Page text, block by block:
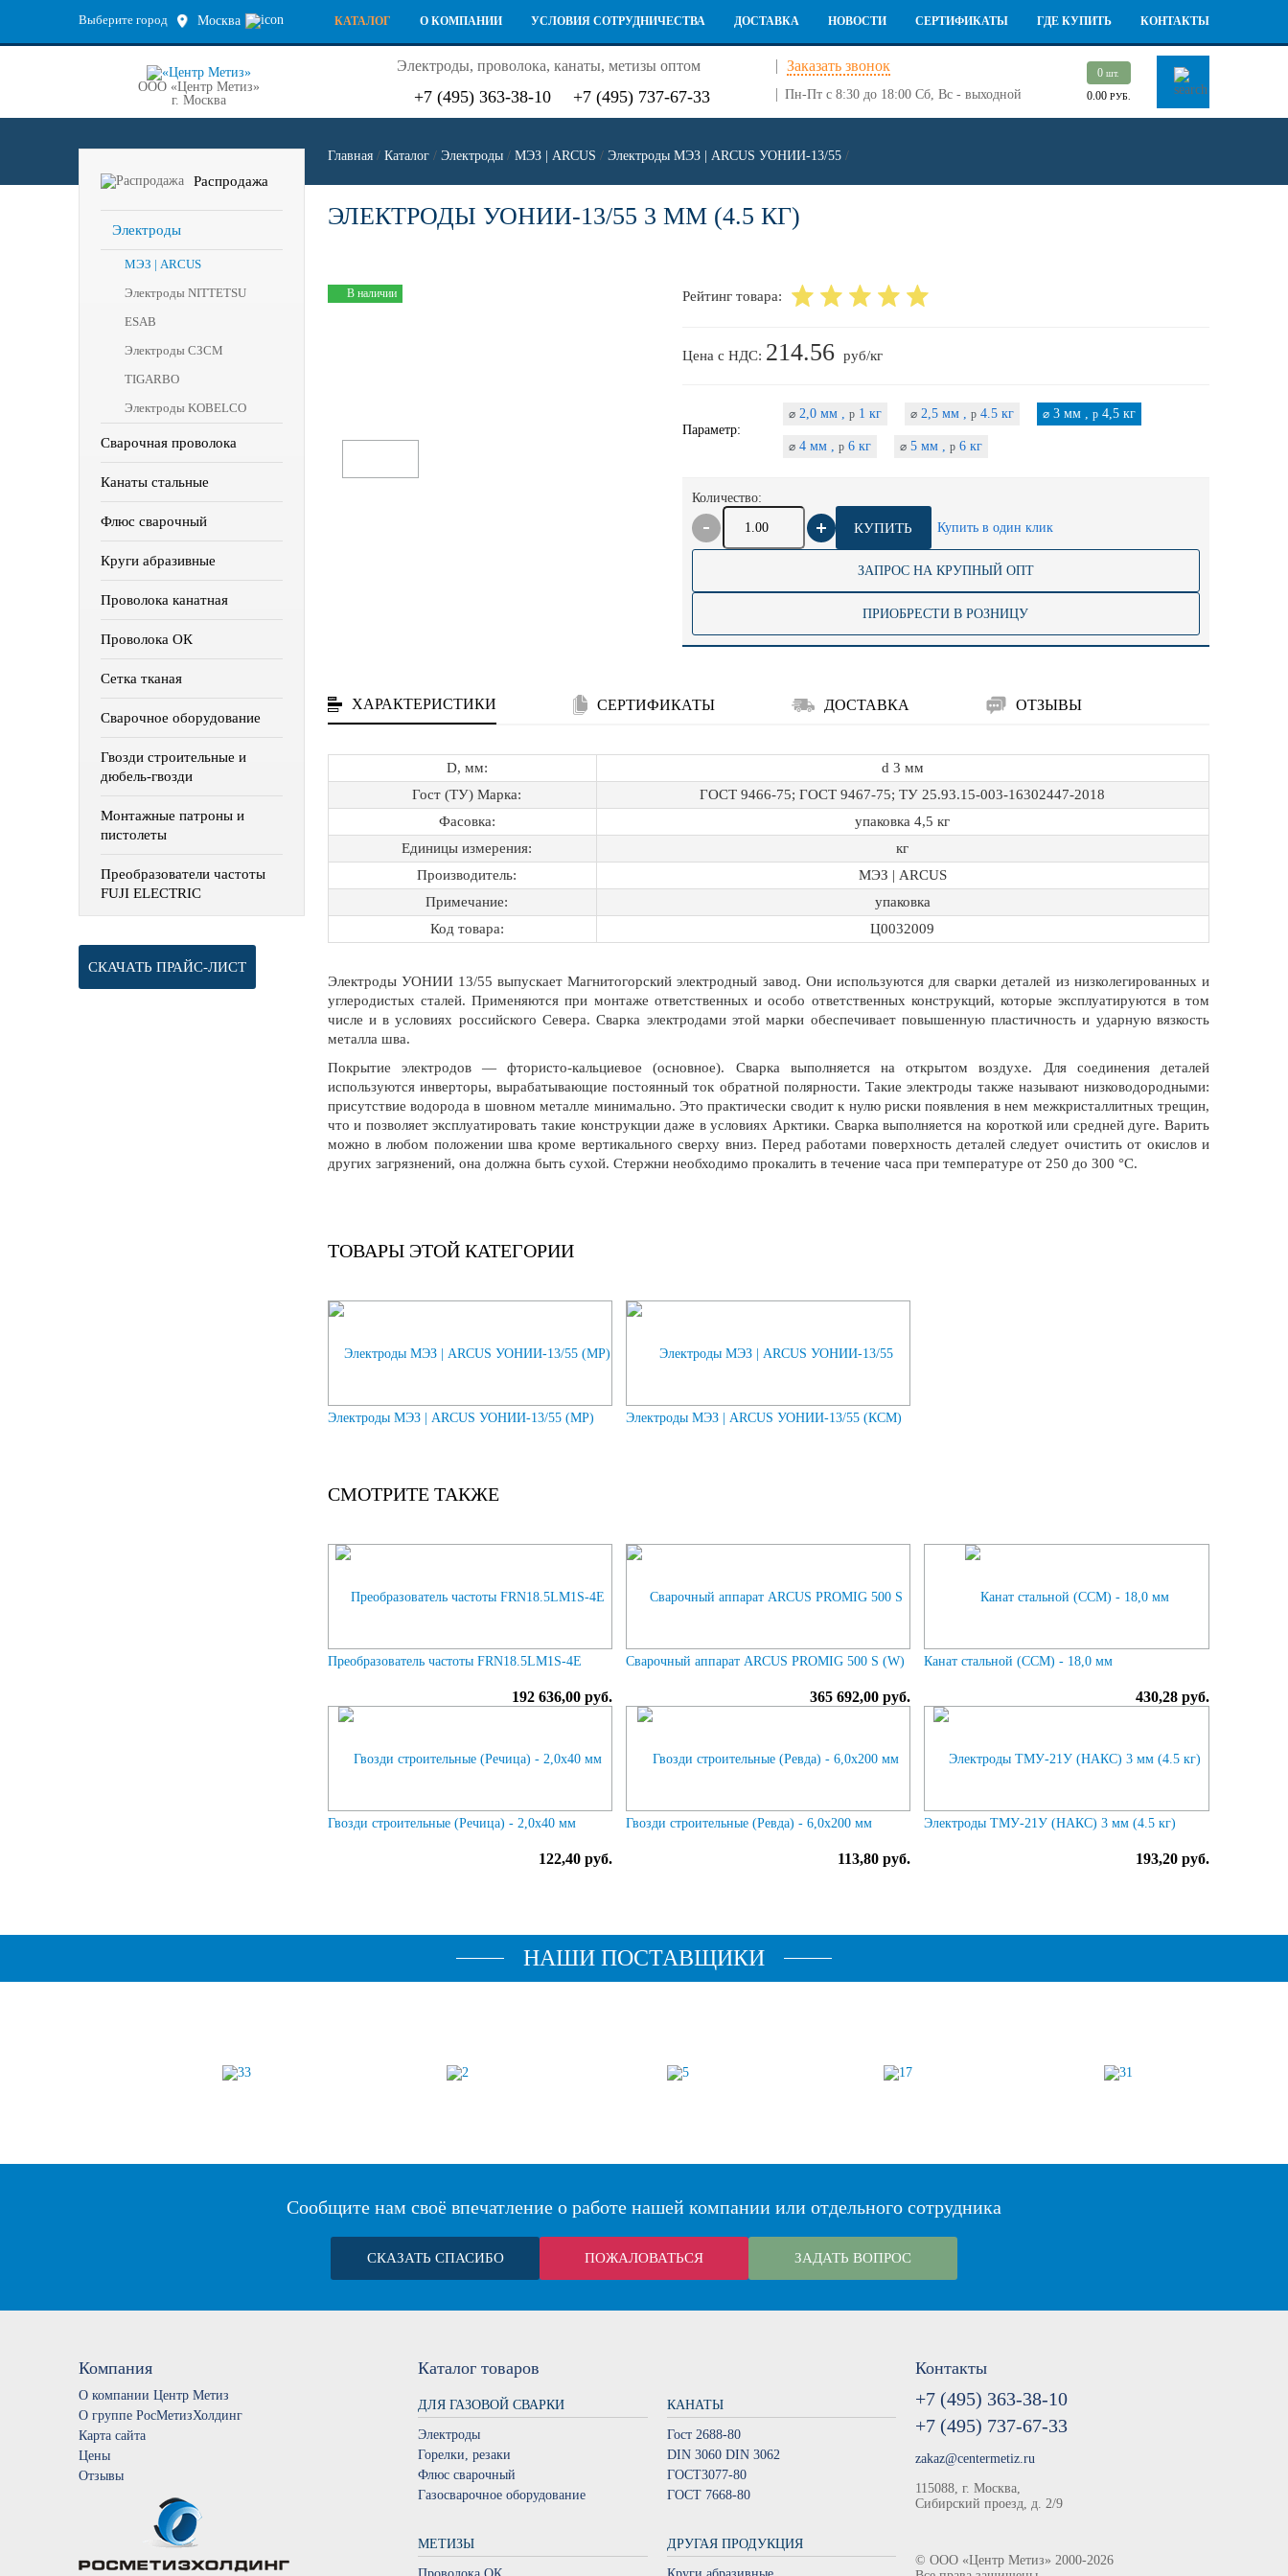
Выберите город Москва КАТАЛОГ О КОМПАНИИ УСЛОВИЯ СОТРУДНИЧЕСТВА ДОСТАВКА НОВОСТИ СЕРТИФИКАТЫ ГДЕ КУПИТЬ КОНТАКТЫ
ООО «Центр Метиз»
г. Москва
Электроды, проволока, канаты, метизы оптом Заказать звонок
+7 (495) 363-38-10 +7 (495) 737-67-33 Пн-Пт с 8:30 до 18:00 Сб, Вс - выходной
0шт.
0.00 РУБ.
Распродажа
Электроды
МЭЗ | ARCUS
Электроды NITTETSU
ESAB
Электроды СЗСМ
TIGARBO
Электроды KOBELCO
Сварочная проволока
Канаты стальные
Флюс сварочный
Круги абразивные
Проволока канатная
Проволока ОК
Сетка тканая
Сварочное оборудование
Гвозди строительные и
дюбель-гвозди
Монтажные патроны и
пистолеты
Преобразователи частоты
FUJI ELECTRIC
СКАЧАТЬ ПРАЙС-ЛИСТ
Главная / Каталог / Электроды / МЭЗ | ARCUS / Электроды МЭЗ | ARCUS УОНИИ-13/55 /
ЭЛЕКТРОДЫ УОНИИ-13/55 3 ММ (4.5 КГ)
В наличии Рейтинг товара:
Цена с НДС: 214.56 руб/кг
Параметр:
⌀2,0 мм , p1 кг ⌀2,5 мм , p4.5 кг ⌀3 мм , p4,5 кг
⌀4 мм , p6 кг ⌀5 мм , p6 кг
Количество:
КУПИТЬ Купить в один клик
ЗАПРОС НА КРУПНЫЙ ОПТ
ПРИОБРЕСТИ В РОЗНИЦУ
ХАРАКТЕРИСТИКИ СЕРТИФИКАТЫ ДОСТАВКА ОТЗЫВЫ
D, мм:
d 3 мм
Гост (ТУ) Марка:
ГОСТ 9466-75; ГОСТ 9467-75; ТУ 25.93.15-003-16302447-2018
Фасовка:
упаковка 4,5 кг
Единицы измерения:
кг
Производитель:
МЭЗ | ARCUS
Примечание:
упаковка
Код товара:
Ц0032009
Электроды УОНИИ 13/55 выпускает Магнитогорский электродный завод. Они используются для сварки деталей из низколегированных и
углеродистых сталей. Применяются при монтаже ответственных и особо ответственных конструкций, которые эксплуатируются в том
числе и в условиях российского Севера. Сварка электродами этой марки обеспечивает повышенную пластичность и ударную вязкость
металла шва.
Покрытие электродов — фтористо-кальциевое (основное). Сварка выполняется на открытом воздухе. Для соединения деталей
используются инверторы, вырабатывающие постоянный ток обратной полярности. Такие электроды также называют низководородными:
присутствие водорода в шовном металле минимально. Это практически сводит к нулю риски появления в нем межкристаллитных трещин,
что и позволяет эксплуатировать такие конструкции даже в условиях Арктики. Сварка выполняется на короткой или средней дуге. Варить
можно в любом положении шва кроме вертикального сверху вниз. Перед работами поверхность деталей следует очистить от окислов и
других загрязнений, она должна быть сухой. Стержни необходимо прокалить в течение часа при температуре от 250 до 300 °С.
ТОВАРЫ ЭТОЙ КАТЕГОРИИ
Электроды МЭЗ | ARCUS УОНИИ-13/55 (МР) Электроды МЭЗ | ARCUS УОНИИ-13/55 (КСМ)
СМОТРИТЕ ТАКЖЕ
Преобразователь частоты FRN18.5LM1S-4E
192 636,00 руб.
Сварочный аппарат ARCUS PROMIG 500 S (W)
365 692,00 руб.
Канат стальной (ССМ) - 18,0 мм
430,28 руб.
Гвозди строительные (Речица) - 2,0х40 мм
122,40 руб.
Гвозди строительные (Ревда) - 6,0х200 мм
113,80 руб.
Электроды ТМУ-21У (НАКС) 3 мм (4.5 кг)
193,20 руб.
НАШИ ПОСТАВЩИКИ
Сообщите нам своё впечатление о работе нашей компании или отдельного сотрудника
СКАЗАТЬ СПАСИБО ПОЖАЛОВАТЬСЯ ЗАДАТЬ ВОПРОС
Компания
О компании Центр Метиз
О группе РосМетизХолдинг
Карта сайта
Цены
Отзывы
Каталог товаров
ДЛЯ ГАЗОВОЙ СВАРКИ
Электроды
Горелки, резаки
Флюс сварочный
Газосварочное оборудование
КАНАТЫ
Гост 2688-80
DIN 3060 DIN 3062
ГОСТ3077-80
ГОСТ 7668-80
МЕТИЗЫ
Проволока ОК
ДРУГАЯ ПРОДУКЦИЯ
Круги абразивные
Контакты
+7 (495) 363-38-10
+7 (495) 737-67-33
zakaz@centermetiz.ru
115088, г. Москва,
Сибирский проезд, д. 2/9
©ООО «Центр Метиз» 2000-2026